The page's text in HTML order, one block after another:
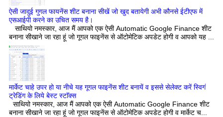
ऐसी जादुई गुगल फायनेंस शीट बनाना सीखें जो खुद बतायेगी अभी कौनसे ईटीएफ में
एसआईपी करने का उचित समय है।
साथियो नमस्कार, आज मैं आपको एक ऐसी Automatic Google Finance शीट
बनाना सीखाने जा रहा हूं जो गूगल फाइनेंस से ऑटोमेटिक अपडेट होगी व आपको यह ...
मार्केट चाहे उपर हो या नीचे यह गूगल फाइनेंस शीट बनायें व इससे सेलेक्ट करें स्विगं
ट्रेडिंग के लिये बेस्ट स्टाॅक्स
साथियो नमस्कार, आज मैं आपको एक ऐसी Automatic Google Finance शीट
बनाना सीखाने जा रहा हूं जो गूगल फाइनेंस से ऑटोमेटिक अपडेट होगी व मार्केट च...